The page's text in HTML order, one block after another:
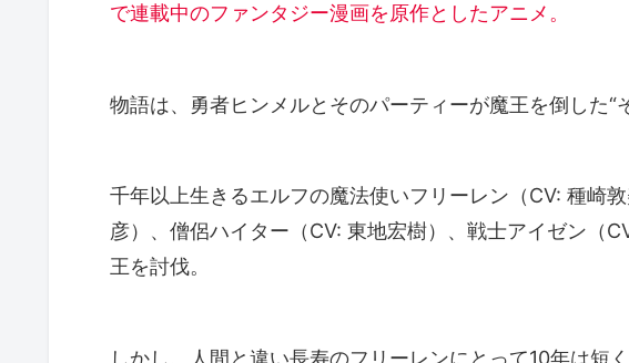
で連載中のファンタジー漫画を原作としたアニメ。
物語は、勇者ヒンメルとそのパーティーが魔王を倒した“
千年以上生きるエルフの魔法使いフリーレン（CV: 種崎
彦）、僧侶ハイター（CV: 東地宏樹）、戦士アイゼン（
王を討伐。
しかし、人間と違い長寿のフリーレンにとって10年は短